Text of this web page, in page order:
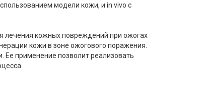
модели кожи, и in vivo с
лечения кожных повреждений при ожогах
кожи в зоне ожогового поражения.
Ее применение позволит реализовать